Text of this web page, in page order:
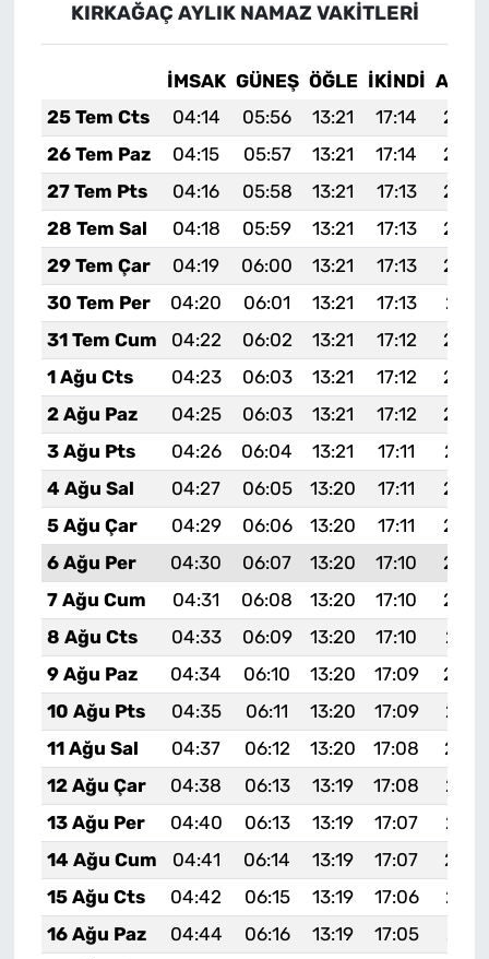
KIRKAĞAÇ AYLIK NAMAZ VAKITLERI
İMSAK GÜNEŞ ÖĞLE İKINDI
25 Tem Cts
04:14 05:56 13:21 17:14
26 Tem Paz
04:15 05:57 13:21 17:14
27 Tem Pts
04:16 05:58 13:21 17:13
28 Tem Sal
04:18 05:59 13:21 17:13
29 Tem Çar
04:19 06:00 13:21 17:13
30 Tem Per
04:20 06:01 13:21 17:13
31 Tem Cum
04:22 06:02 13:21 17:12
1 Ağu Cts
04:23 06:03 13:21 17:12
2 Ağu Paz
04:25 06:03 13:21 17:12
3 Ağu Pts
04:26 06:04 13:21 17:11
4 Ağu Sal
04:27 06:05 13:20 17:11
5 Ağu Çar
04:29 06:06 13:20 17:11
6 Ağu Per
04:30 06:07 13:20 17:10
7 Ağu Cum
04:31 06:08 13:20 17:10
8 Ağu Cts
04:33 06:09 13:20 17:10
9 Ağu Paz
04:34 06:10 13:20 17:09
10 Ağu Pts
04:35 06:11 13:20 17:09
11 Ağu Sal
04:37 06:12 13:20 17:08
12 Ağu Çar
04:38 06:13 13:19 17:08
13 Ağu Per
04:40 06:13 13:19 17:07
14 Ağu Cum
04:41 06:14 13:19 17:07
15 Ağu Cts
04:42 06:15 13:19 17:06
16 Ağu Paz
04:44 06:16 13:19 17:05
20:11